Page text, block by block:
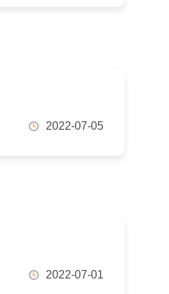
2022-07-05
2022-07-01